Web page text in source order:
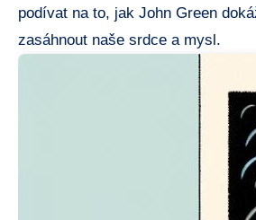
podívat na to, jak John Green
zasáhnout naše srdce a mysl.